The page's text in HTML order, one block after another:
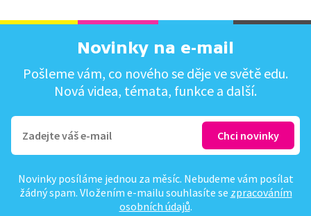
Novinky na e-mail
Pošleme vám, co nového se děje ve světě edu.
Nová videa, témata, funkce a další.
Novinky posíláme jednou za měsíc. Nebudeme vám posílat
žádný spam. Vložením e-mailu souhlasíte se zpracováním
osobních údajů.